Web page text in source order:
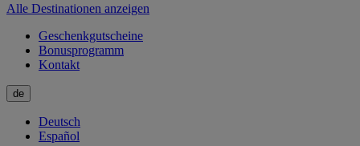
Alle Destinationen anzeigen
Geschenkgutscheine
Bonusprogramm
Kontakt
de
Deutsch
Español